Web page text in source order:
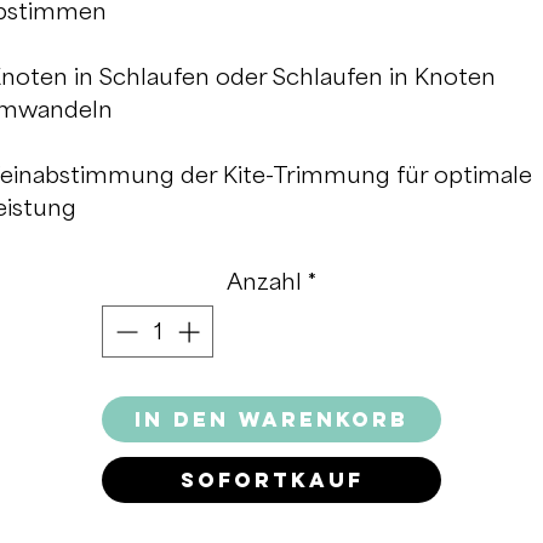
in Schlaufen oder Schlaufen in Knoten
der Kite-Trimmung für optimale
Anzahl *
In den Warenkorb
Sofortkauf